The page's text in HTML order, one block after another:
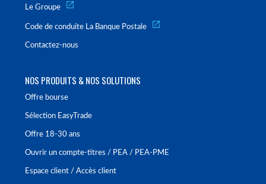
Le Groupe
Code de conduite La Banque Postale
Contactez-nous
NOS PRODUITS & NOS SOLUTIONS
Offre bourse
Sélection EasyTrade
Offre 18-30 ans
Ouvrir un compte-titres / PEA / PEA-PME
Espace client / Accès client